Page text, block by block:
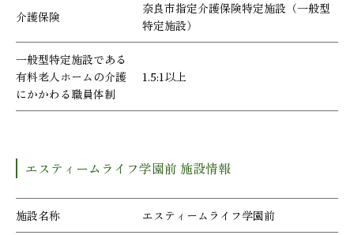
介護保険
奈良市指定介護保険特定施設（一般型
特定施設）
一般型特定施設である
有料老人ホームの介護
にかかわる職員体制
1.5:1以上
エスティームライフ学園前 施設情報
施設名称 エスティームライフ学園前